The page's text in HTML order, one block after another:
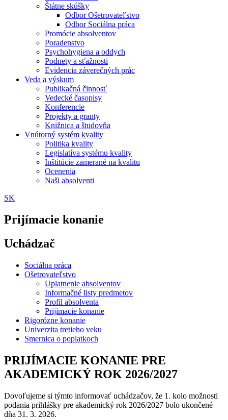
Štátne skúšky
Odbor Ošetrovateľstvo
Odbor Sociálna práca
Promócie absolventov
Poradenstvo
Psychohygiena a oddych
Podnety a sťažnosti
Evidencia záverečných prác
Veda a výskum
Publikačná činnosť
Vedecké časopisy
Konferencie
Projekty a granty
Knižnica a študovňa
Vnútorný systém kvality
Politika kvality
Legislatíva systému kvality
Inštitúcie zamerané na kvalitu
Ocenenia
Naši absolventi
SK
Prijímacie konanie
Uchádzač
Sociálna práca
Ošetrovateľstvo
Uplatnenie absolventov
Informačné listy predmetov
Profil absolventa
Prijímacie konanie
Rigorózne konanie
Univerzita tretieho veku
Smernica o poplatkoch
PRIJÍMACIE KONANIE PRE
AKADEMICKÝ ROK 2026/2027
Dovoľujeme si týmto informovať uchádzačov, že 1. kolo možnosti
podania prihlášky pre akademický rok 2026/2027 bolo ukončené
dňa 31. 3. 2026.